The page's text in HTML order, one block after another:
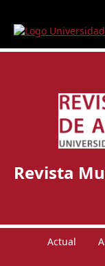
Revista
Actual